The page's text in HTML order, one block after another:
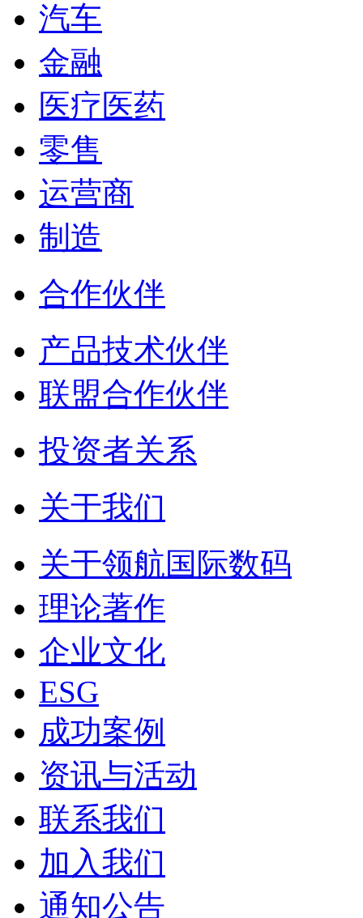
汽车
金融
医疗医药
零售
运营商
制造
合作伙伴
产品技术伙伴
联盟合作伙伴
投资者关系
关于我们
关于领航国际数码
理论著作
企业文化
ESG
成功案例
资讯与活动
联系我们
加入我们
通知公告